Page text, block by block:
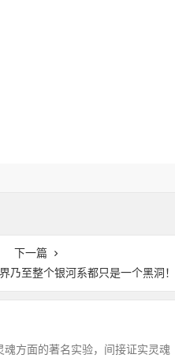
下一篇
乃至整个银河系都只是一个黑洞！
方面的著名实验，间接证实灵魂